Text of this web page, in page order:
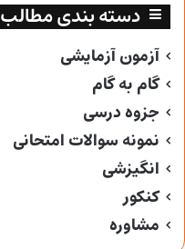
دسته بندی مطالب
آزمون آزمایشی
گام به گام
جزوه درسی
نمونه سوالات امتحانی
انگیزشی
کنکور
مشاوره